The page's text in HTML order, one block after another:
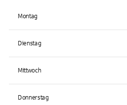
Montag
Dienstag
Mittwoch
Donnerstag